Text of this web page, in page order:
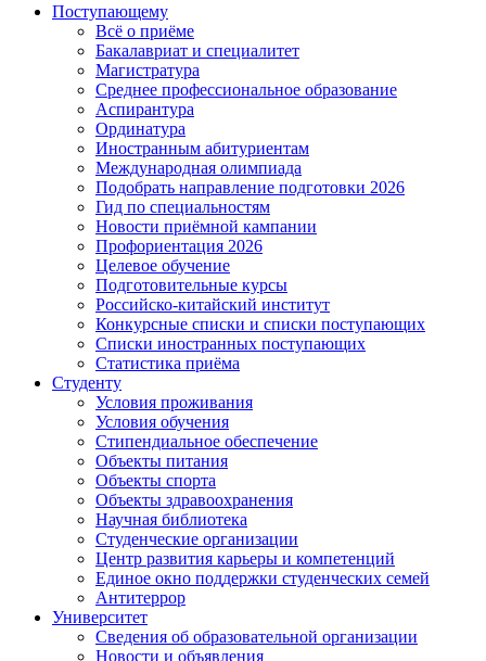
Поступающему
Всё о приёме
Бакалавриат и специалитет
Магистратура
Среднее профессиональное образование
Аспирантура
Ординатура
Иностранным абитуриентам
Международная олимпиада
Подобрать направление подготовки 2026
Гид по специальностям
Новости приёмной кампании
Профориентация 2026
Целевое обучение
Подготовительные курсы
Российско-китайский институт
Конкурсные списки и списки поступающих
Списки иностранных поступающих
Статистика приёма
Студенту
Условия проживания
Условия обучения
Стипендиальное обеспечение
Объекты питания
Объекты спорта
Объекты здравоохранения
Научная библиотека
Студенческие организации
Центр развития карьеры и компетенций
Единое окно поддержки студенческих семей
Антитеррор
Университет
Сведения об образовательной организации
Новости и объявления